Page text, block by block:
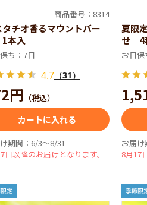
商品番号：8314
タチオ香るマウントバー
本入
ち：7日
4.7 （31）
円 （税込）
カートに入れる
期間：6/3～8/31
日以降のお届けとなります。
夏限
せ 4
お日保
お届
8月17